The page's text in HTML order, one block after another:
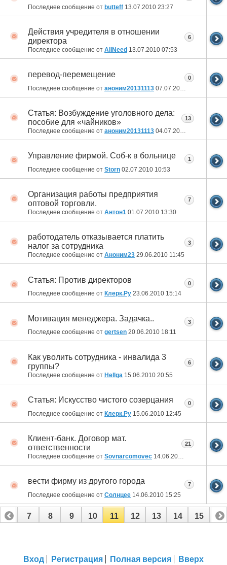
Последнее сообщение от butteff 13.07.2010 23:27
Действия учредителя в отношении
директора
Последнее сообщение от AllNeed 13.07.2010 07:53
6
перевод-перемещение
Последнее сообщение от аноним20131113 07.07.2010
0
Статья: Возбуждение уголовного дела:
пособие для «чайников»
Последнее сообщение от аноним20131113 04.07.2010
13
Управление фирмой. Соб-к в больнице
Последнее сообщение от Storn 02.07.2010 10:53
1
Организация работы предприятия
оптовой торговли.
Последнее сообщение от Антон1 01.07.2010 13:30
7
работодатель отказывается платить
налог за сотрудника
Последнее сообщение от Аноним23 29.06.2010 11:45
3
Статья: Против директоров
Последнее сообщение от Клерк.Ру 23.06.2010 15:14
0
Мотивация менеджера. Задачка..
Последнее сообщение от gertsen 20.06.2010 18:11
3
Как уволить сотрудника - инвалида 3
группы?
Последнее сообщение от Hellga 15.06.2010 20:55
6
Статья: Искусство чистого созерцания
Последнее сообщение от Клерк.Ру 15.06.2010 12:45
0
Клиент-банк. Договор мат.
ответственности
Последнее сообщение от Sovnarcomovec 14.06.2010
21
вести фирму из другого города
Последнее сообщение от Солнцее 14.06.2010 15:25
7
6 7 8 9 10 11 12 13 14 15 16
Вход Регистрация Полная версия Вверх